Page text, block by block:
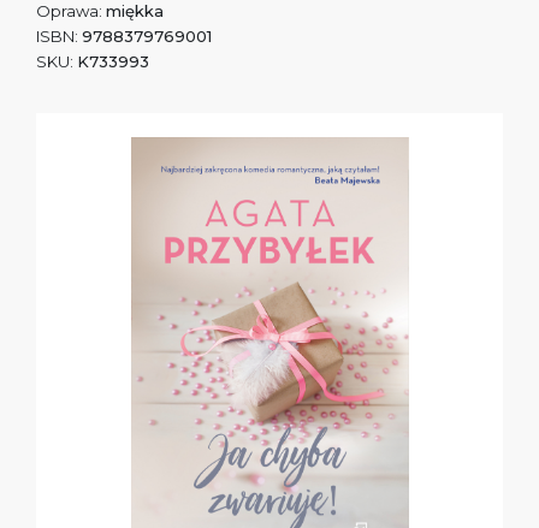
Oprawa: miękka
ISBN: 9788379769001
SKU: K733993